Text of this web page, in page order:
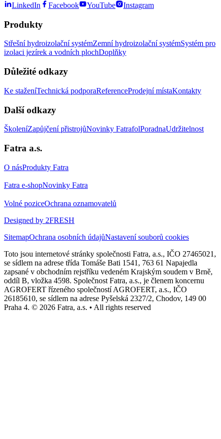
LinkedIn Facebook YouTube Instagram
Produkty
Střešní hydroizolační systémZemní hydroizolační systémSystém pro
izolaci jezírek a vodních plochDoplňky
Důležité odkazy
Ke staženíTechnická podporaReferenceProdejní místaKontakty
Další odkazy
ŠkoleníZapůjčení přistrojůNovinky FatrafolPoradnaUdržitelnost
Fatra a.s.
O násProdukty Fatra
Fatra e-shopNovinky Fatra
Volné poziceOchrana oznamovatelů
Designed by 2FRESH
SitemapOchrana osobních údajůNastavení souborů cookies
Toto jsou internetové stránky společnosti Fatra, a.s., IČO 27465021,
se sídlem na adrese třída Tomáše Bati 1541, 763 61 Napajedla
zapsané v obchodním rejstříku vedeném Krajským soudem v Brně,
oddíl B, vložka 4598. Společnost Fatra, a.s., je členem koncernu
AGROFERT řízeného společností AGROFERT, a.s., IČO
26185610, se sídlem na adrese Pyšelská 2327/2, Chodov, 149 00
Praha 4. © 2026 Fatra, a.s. • All rights reserved